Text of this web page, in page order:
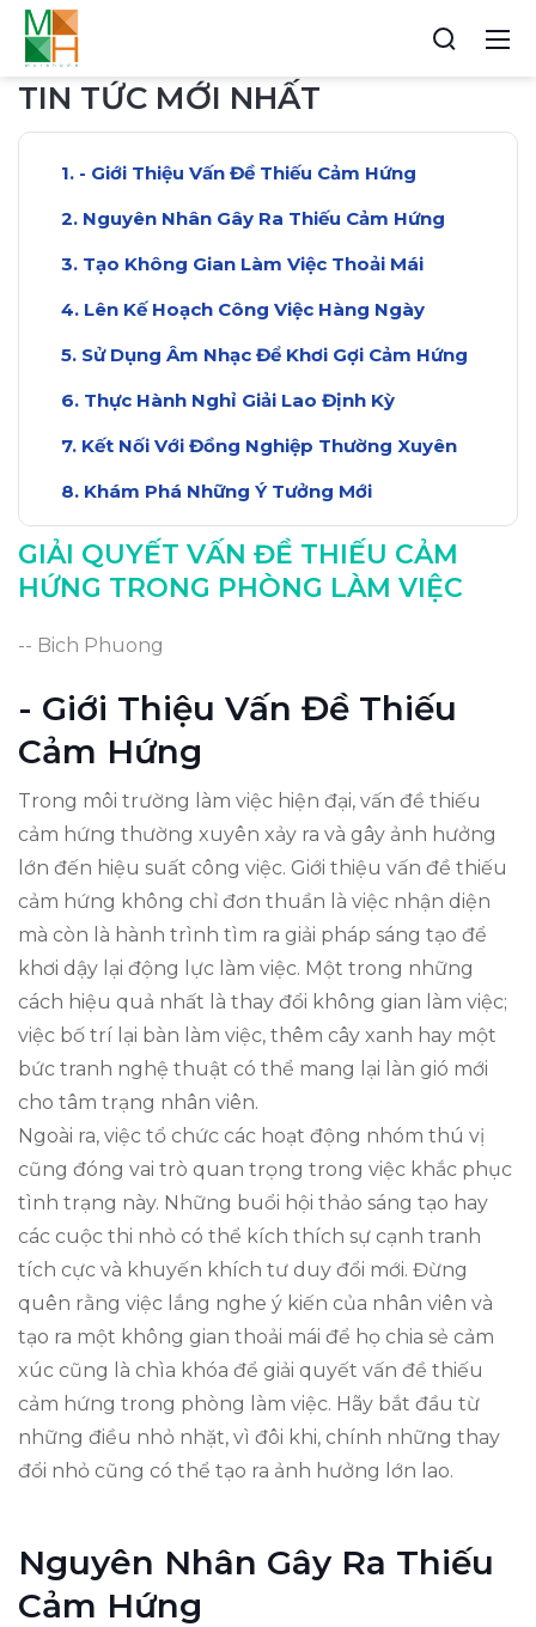
TIN TỨC MỚI NHẤT
- Giới Thiệu Vấn Đề Thiếu Cảm Hứng
Nguyên Nhân Gây Ra Thiếu Cảm Hứng
Tạo Không Gian Làm Việc Thoải Mái
Lên Kế Hoạch Công Việc Hàng Ngày
Sử Dụng Âm Nhạc Để Khơi Gợi Cảm Hứng
Thực Hành Nghỉ Giải Lao Định Kỳ
Kết Nối Với Đồng Nghiệp Thường Xuyên
Khám Phá Những Ý Tưởng Mới
Kết Luận: Tìm Lại Cảm Hứng Làm Việc
GIẢI QUYẾT VẤN ĐỀ THIẾU CẢM
HỨNG TRONG PHÒNG LÀM VIỆC
-- Bich Phuong
- Giới Thiệu Vấn Đề Thiếu
Cảm Hứng
Trong môi trường làm việc hiện đại, vấn đề thiếu
cảm hứng thường xuyên xảy ra và gây ảnh hưởng
lớn đến hiệu suất công việc. Giới thiệu vấn đề thiếu
cảm hứng không chỉ đơn thuần là việc nhận diện
mà còn là hành trình tìm ra giải pháp sáng tạo để
khơi dậy lại động lực làm việc. Một trong những
cách hiệu quả nhất là thay đổi không gian làm việc;
việc bố trí lại bàn làm việc, thêm cây xanh hay một
bức tranh nghệ thuật có thể mang lại làn gió mới
cho tâm trạng nhân viên.
Ngoài ra, việc tổ chức các hoạt động nhóm thú vị
cũng đóng vai trò quan trọng trong việc khắc phục
tình trạng này. Những buổi hội thảo sáng tạo hay
các cuộc thi nhỏ có thể kích thích sự cạnh tranh
tích cực và khuyến khích tư duy đổi mới. Đừng
quên rằng việc lắng nghe ý kiến của nhân viên và
tạo ra một không gian thoải mái để họ chia sẻ cảm
xúc cũng là chìa khóa để giải quyết vấn đề thiếu
cảm hứng trong phòng làm việc. Hãy bắt đầu từ
những điều nhỏ nhặt, vì đôi khi, chính những thay
đổi nhỏ cũng có thể tạo ra ảnh hưởng lớn lao.
Nguyên Nhân Gây Ra Thiếu
Cảm Hứng